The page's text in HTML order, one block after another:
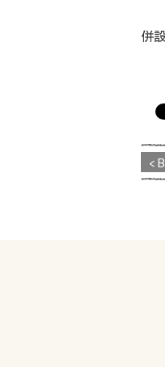
併
<